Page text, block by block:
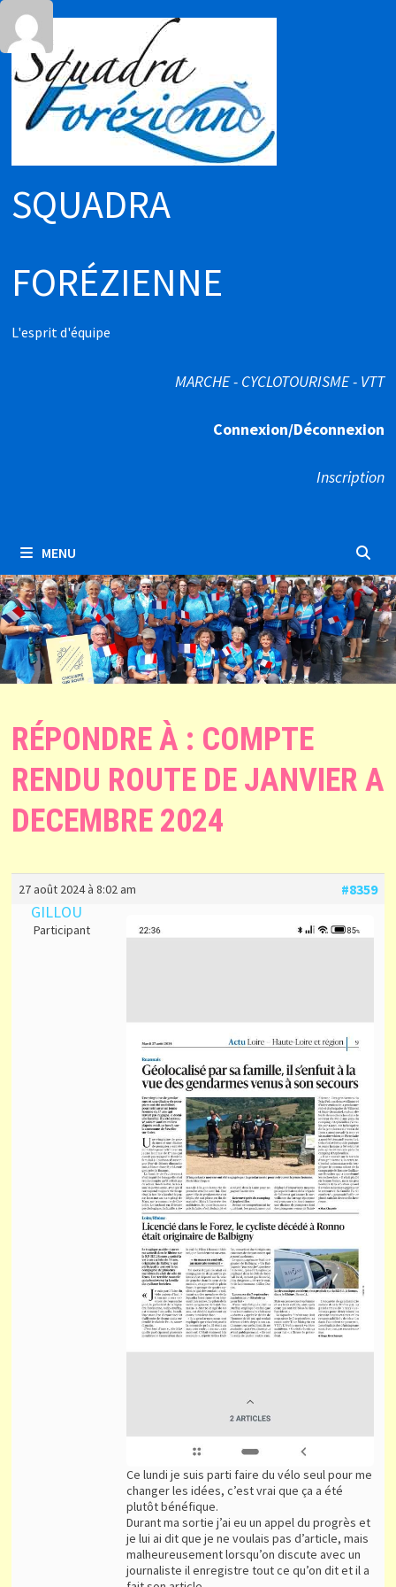
Passer
contenu
SQUADRA
FORÉZIENNE
L'esprit d'équipe
MARCHE - CYCLOTOURISME - VTT
Connexion/Déconnexion
Inscription
MENU
RÉPONDRE À : COMPTE
RENDU ROUTE DE JANVIER A
DECEMBRE 2024
27 août 2024 à 8:02 am #8359
GILLOU
Participant
Ce lundi je suis parti faire du vélo seul pour me
changer les idées, c’est vrai que ça a été
plutôt bénéfique.
Durant ma sortie j’ai eu un appel du progrès et
je lui ai dit que je ne voulais pas d’article, mais
malheureusement lorsqu’on discute avec un
journaliste il enregistre tout ce qu’on dit et il a